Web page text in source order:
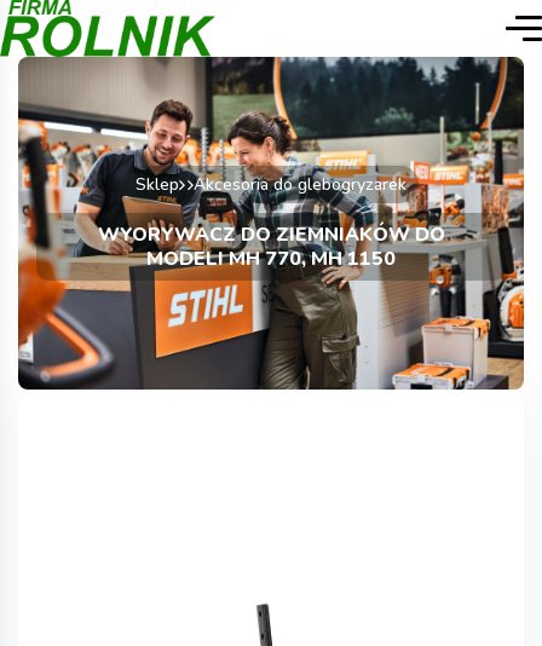
Sklep Akcesoria do glebogryzarek
WYORYWACZ DO ZIEMNIAKÓW DO
MODELI MH 770, MH 1150